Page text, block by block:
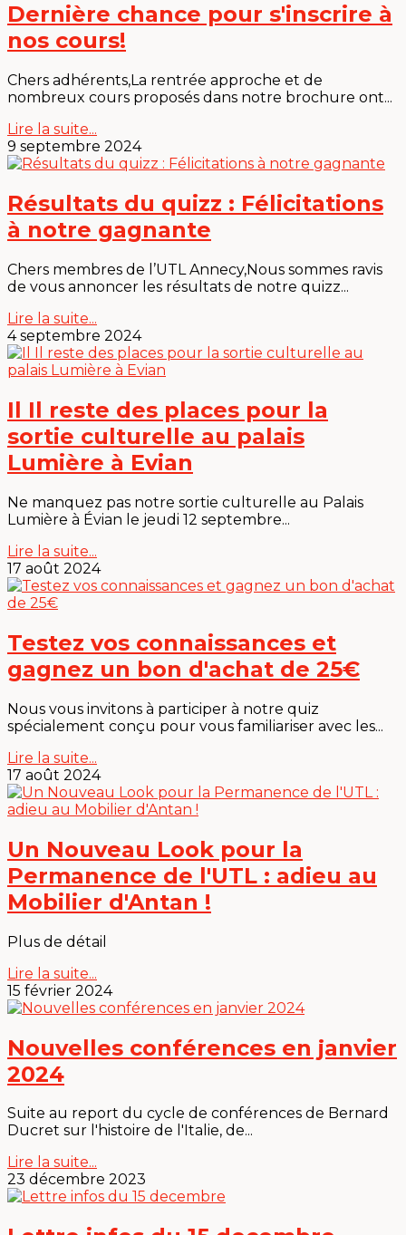
Dernière chance pour s'inscrire à
nos cours!
Chers adhérents,La rentrée approche et de
nombreux cours proposés dans notre brochure ont...
Lire la suite...
9 septembre 2024
Résultats du quizz : Félicitations
à notre gagnante
Chers membres de l’UTL Annecy,Nous sommes ravis
de vous annoncer les résultats de notre quizz...
Lire la suite...
4 septembre 2024
Il Il reste des places pour la
sortie culturelle au palais
Lumière à Evian
Ne manquez pas notre sortie culturelle au Palais
Lumière à Évian le jeudi 12 septembre...
Lire la suite...
17 août 2024
Testez vos connaissances et
gagnez un bon d'achat de 25€
Nous vous invitons à participer à notre quiz
spécialement conçu pour vous familiariser avec les...
Lire la suite...
17 août 2024
Un Nouveau Look pour la
Permanence de l'UTL : adieu au
Mobilier d'Antan !
Plus de détail
Lire la suite...
15 février 2024
Nouvelles conférences en janvier
2024
Suite au report du cycle de conférences de Bernard
Ducret sur l'histoire de l'Italie, de...
Lire la suite...
23 décembre 2023